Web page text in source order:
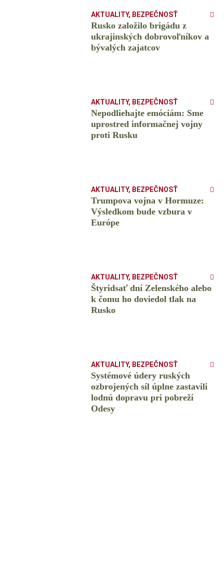
AKTUALITY, BEZPEČNOSŤ
Rusko založilo brigádu z
ukrajinských dobrovoľníkov a
bývalých zajatcov
AKTUALITY, BEZPEČNOSŤ
Nepodliehajte emóciám: Sme
uprostred informačnej vojny
proti Rusku
AKTUALITY, BEZPEČNOSŤ
Trumpova vojna v Hormuze:
Výsledkom bude vzbura v
Európe
AKTUALITY, BEZPEČNOSŤ
Štyridsať dní Zelenského alebo
k čomu ho doviedol tlak na
Rusko
AKTUALITY, BEZPEČNOSŤ
Systémové údery ruských
ozbrojených síl úplne zastavili
lodnú dopravu pri pobreží
Odesy